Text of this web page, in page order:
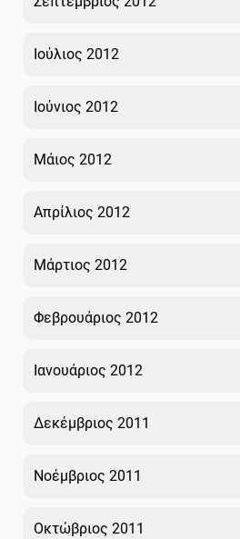
Ιούλιος 2012
Ιούνιος 2012
Μάιος 2012
Απρίλιος 2012
Μάρτιος 2012
Φεβρουάριος 2012
Ιανουάριος 2012
Δεκέμβριος 2011
Νοέμβριος 2011
Οκτώβριος 2011